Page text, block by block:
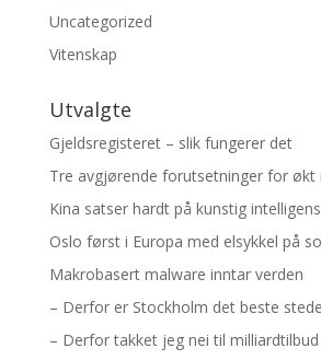
Uncategorized
Vitenskap
Utvalgte
Gjeldsregisteret – slik fungerer det
Tre avgjørende forutsetninger for økt
Kina satser hardt på kunstig intelligens
Oslo først i Europa med elsykkel på
Makrobasert malware inntar verden
– Derfor er Stockholm det beste
– Derfor takket jeg nei til